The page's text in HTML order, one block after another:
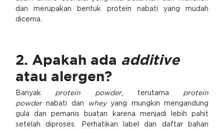
dan merupakan bentuk protein nabati yang mudah
dicerna.
2. Apakah ada additive
atau alergen?
Banyak protein powder, terutama protein
powdernabati dan wheyyang mungkin mengandung
gula dan pemanis buatan karena menjadi lebih pahit
setelah diproses. Perhatikan label dan daftar bahan